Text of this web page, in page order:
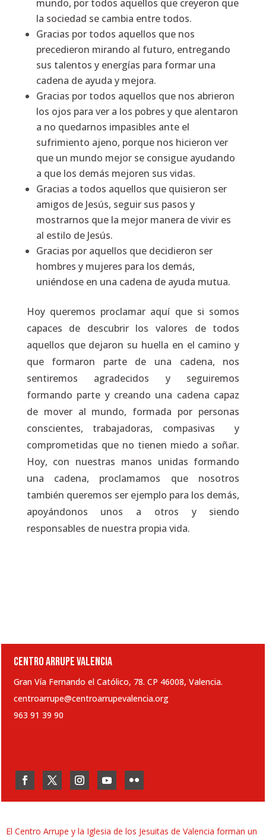
mundo, por todos aquellos que creyeron que
la sociedad se cambia entre todos.
Gracias por todos aquellos que nos
precedieron mirando al futuro, entregando
sus talentos y energías para formar una
cadena de ayuda y mejora.
Gracias por todos aquellos que nos abrieron
los ojos para ver a los pobres y que alentaron
a no quedarnos impasibles ante el
sufrimiento ajeno, porque nos hicieron ver
que un mundo mejor se consigue ayudando
a que los demás mejoren sus vidas.
Gracias a todos aquellos que quisieron ser
amigos de Jesús, seguir sus pasos y
mostrarnos que la mejor manera de vivir es
al estilo de Jesús.
Gracias por aquellos que decidieron ser
hombres y mujeres para los demás,
uniéndose en una cadena de ayuda mutua.
Hoy queremos proclamar aquí que si somos
capaces de descubrir los valores de todos
aquellos que dejaron su huella en el camino y
que formaron parte de una cadena, nos
sentiremos agradecidos y seguiremos
formando parte y creando una cadena capaz
de mover al mundo, formada por personas
conscientes, trabajadoras, compasivas y
comprometidas que no tienen miedo a soñar.
Hoy, con nuestras manos unidas formando
una cadena, proclamamos que nosotros
también queremos ser ejemplo para los demás,
apoyándonos unos a otros y siendo
responsables de nuestra propia vida.
CENTRO ARRUPE VALENCIA
Gran Vía Fernando el Católico, 78. CP 46008, Valencia.
centroarrupe@centroarrupevalencia.org
963 91 39 90
El Centro Arrupe y la Iglesia de los Jesuitas de Valencia forman un